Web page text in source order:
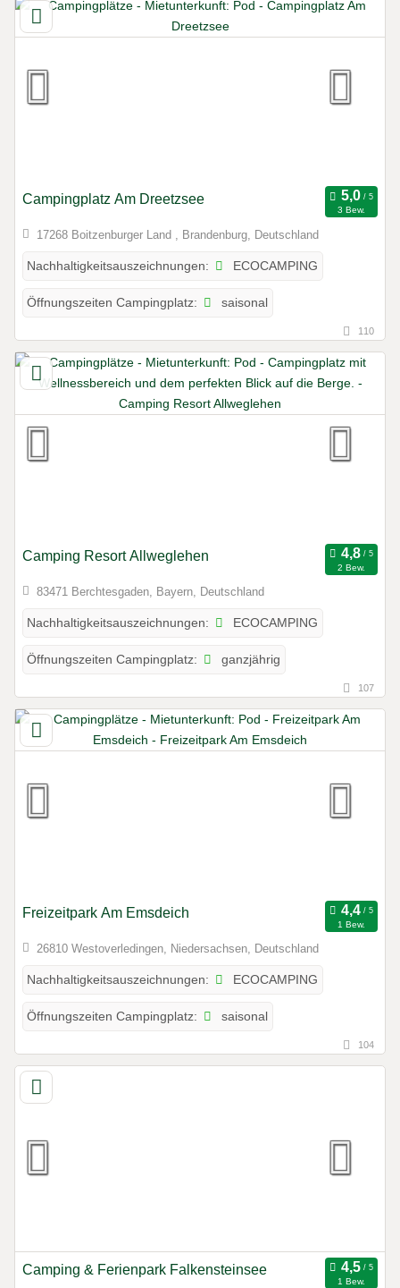
Campingplatz Am Dreetzsee
3 Bew.
17268 Boitzenburger Land , Brandenburg, Deutschland
Nachhaltigkeitsauszeichnungen: ECOCAMPING
Öffnungszeiten Campingplatz: saisonal
110
Camping Resort Allweglehen
2 Bew.
83471 Berchtesgaden, Bayern, Deutschland
Nachhaltigkeitsauszeichnungen: ECOCAMPING
Öffnungszeiten Campingplatz: ganzjährig
107
Freizeitpark Am Emsdeich
1 Bew.
26810 Westoverledingen, Niedersachsen, Deutschland
Nachhaltigkeitsauszeichnungen: ECOCAMPING
Öffnungszeiten Campingplatz: saisonal
104
Camping & Ferienpark Falkensteinsee
1 Bew.